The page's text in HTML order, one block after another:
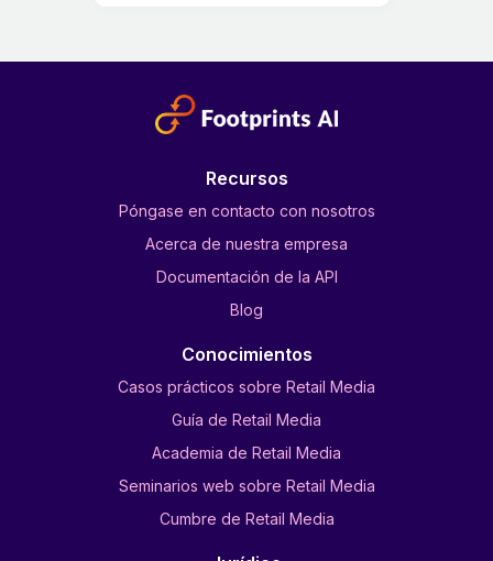
Recursos
Póngase en contacto con nosotros
Acerca de nuestra empresa
Documentación de la API
Blog
Conocimientos
Casos prácticos sobre Retail Media
Guía de Retail Media
Academia de Retail Media
Seminarios web sobre Retail Media
Cumbre de Retail Media